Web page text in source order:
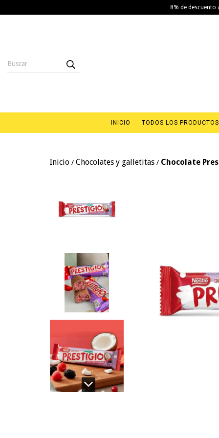
8% de
INICIO TODOS LOS PRODUCTOS
Inicio / Chocolates y galletitas / Chocolate